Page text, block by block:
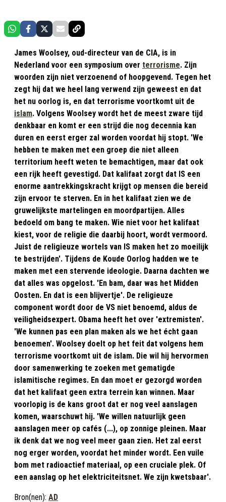
James Woolsey, oud-directeur van de CIA, is in
Nederland voor een symposium over terrorisme. Zijn
woorden zijn niet verzoenend of hoopgevend. Tegen het
zegt hij dat we heel lang verwend zijn geweest en dat
het nu oorlog is, en dat terrorisme voortkomt uit de
islam. Volgens Woolsey wordt het de meest zware tijd
denkbaar en komt er een strijd die nog decennia kan
duren en eerst erger zal worden voordat hij stopt. 'We
hebben te maken met een groep die niet alleen
territorium heeft weten te bemachtigen, maar dat ook
een rijk heeft gevestigd. Dat kalifaat zorgt dat IS een
enorme aantrekkingskracht krijgt op mensen die bereid
zijn ervoor te sterven. En in het kalifaat zien we de
gruwelijkste martelingen en moordpartijen. Alles
bedoeld om bang te maken. Wie niet voor het kalifaat
kiest, voor de religie die daarbij hoort, wordt vermoord.
Juist de religieuze wortels van IS maken het zo moeilijk
te bestrijden'. Tijdens de Koude Oorlog hadden we te
maken met een stervende ideologie. Daarna dachten we
dat alles was opgelost. 'En bam, daar was het Midden
Oosten. En dat is een blijvertje'. De religieuze
component wordt door de VS niet benoemd, aldus de
veiligheidsexpert. Obama heeft het over 'extremisten'.
'We kunnen pas een plan maken als we het écht gaan
benoemen'. Woolsey doelt op het feit dat volgens hem
terrorisme voortkomt uit de islam. Die wil hij hervormen
door samenwerking te zoeken met gematigde
islamitische regimes. En dan moet er gezorgd worden
dat het kalifaat geen extra terrein kan winnen. Maar
voorlopig is de kans groot dat er nog veel aanslagen
komen, waarschuwt hij. 'We willen natuurlijk geen
aanslagen meer op cafés (...), op zonnige pleinen. Maar
ik denk dat we nog veel meer gaan zien. Het zal eerst
nog erger worden, voordat het minder wordt. Een vuile
bom met radioactief materiaal, op een cruciale plek. Of
een aanslag op het elektriciteitsnet. We zijn kwetsbaar'.
Bron(nen): AD